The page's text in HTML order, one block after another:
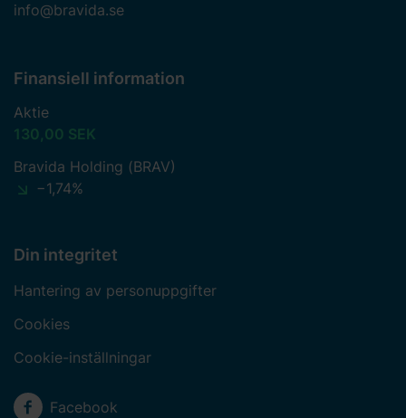
info@bravida.se
Finansiell information
Aktie
130,00 SEK
Bravida Holding (BRAV)
−1,74%
Din integritet
Hantering av personuppgifter
Cookies
Cookie-inställningar
Sociala medier
Facebook